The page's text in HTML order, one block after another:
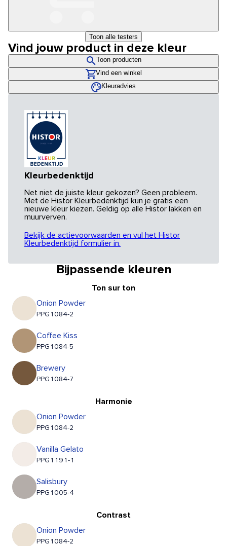
Toon alle testers
Vind jouw product in deze kleur
Toon producten
Vind een winkel
Kleuradvies
Kleurbedenktijd
Net niet de juiste kleur gekozen? Geen probleem.
Met de Histor Kleurbedenktijd kun je gratis een
nieuwe kleur kiezen. Geldig op alle Histor lakken en
muurverven.
Bekijk de actievoorwaarden en vul het Histor
Kleurbedenktijd formulier in.
Bijpassende kleuren
Ton sur ton
Onion Powder
PPG1084-2
Coffee Kiss
PPG1084-5
Brewery
PPG1084-7
Harmonie
Onion Powder
PPG1084-2
Vanilla Gelato
PPG1191-1
Salisbury
PPG1005-4
Contrast
Onion Powder
PPG1084-2